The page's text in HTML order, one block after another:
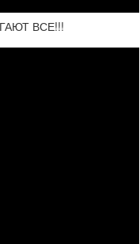
ВСЕ!!!